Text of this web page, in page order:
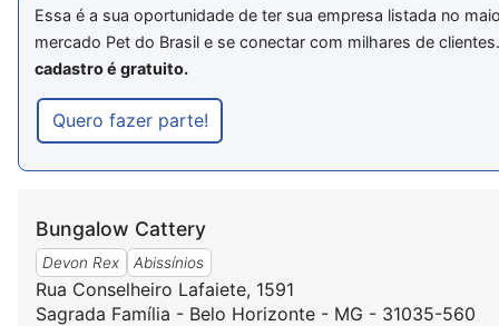
Essa é a sua oportunidade de ter sua empresa listada no
mercado Pet do Brasil e se conectar com milhares de
cadastro é gratuito.
Quero fazer parte!
Bungalow Cattery
Devon Rex Abissínios
Rua Conselheiro Lafaiete, 1591
Sagrada Família - Belo Horizonte - MG - 31035-560